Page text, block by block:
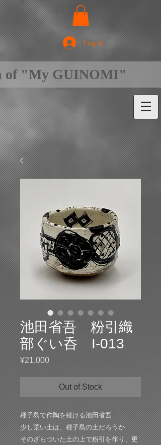
Log In
of "My GUINOMI"
池田省吾 粉引織
部ぐい呑 I-013
¥21,000Price
Out of Stock
種子島で作陶を続ける池田省吾
少し荒い土は、種子島の土だろうか
そのざらついた土の上で粉引を作り、更